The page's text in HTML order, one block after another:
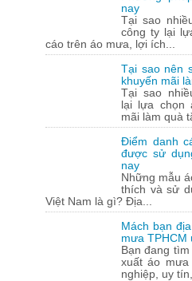
nay
Tại sao
công ty lại
cáo trên áo mưa, lợi ích...
Tại sao nên
khuyến mãi
Tại sao
lại lựa chọn
mãi làm quà
Điểm danh
được sử
nay
Những mẫu
thích và sử
Việt Nam là gì? Địa...
Mách bạn
mưa TPHCM
Bạn đang
xuất áo mưa
nghiệp, uy